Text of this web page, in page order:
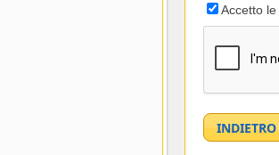
Accetto le